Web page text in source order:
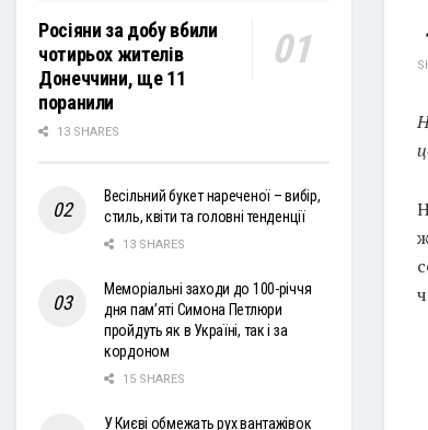
Росіяни за добу вбили
чотирьох жителів
Донеччини, ще 11
поранили
13 SHARES
Весільний букет нареченої – вибір,
стиль, квіти та головні тенденції
13 SHARES
Меморіальні заходи до 100-річчя
дня пам’яті Симона Петлюри
пройдуть як в Україні, так і за
кордоном
15 SHARES
У Києві обмежать рух вантажівок